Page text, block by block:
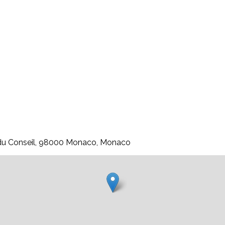
Conseil, 98000 Monaco, Monaco